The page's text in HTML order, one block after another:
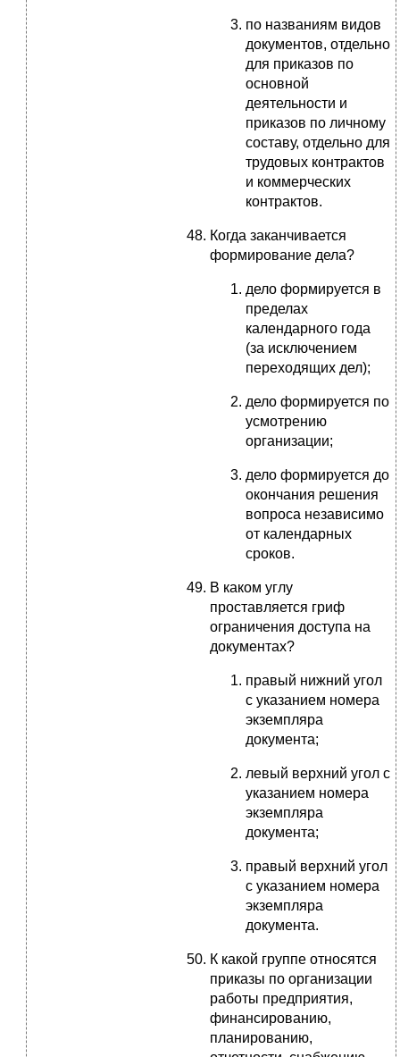
по названиям видов
документов, отдельно
для приказов по
основной
деятельности и
приказов по личному
составу, отдельно для
трудовых контрактов
и коммерческих
контрактов.
Когда заканчивается
формирование дела?
дело формируется в
пределах
календарного года
(за исключением
переходящих дел);
дело формируется по
усмотрению
организации;
дело формируется до
окончания решения
вопроса независимо
от календарных
сроков.
В каком углу
проставляется гриф
ограничения доступа на
документах?
правый нижний угол
с указанием номера
экземпляра
документа;
левый верхний угол с
указанием номера
экземпляра
документа;
правый верхний угол
с указанием номера
экземпляра
документа.
К какой группе относятся
приказы по организации
работы предприятия,
финансированию,
планированию,